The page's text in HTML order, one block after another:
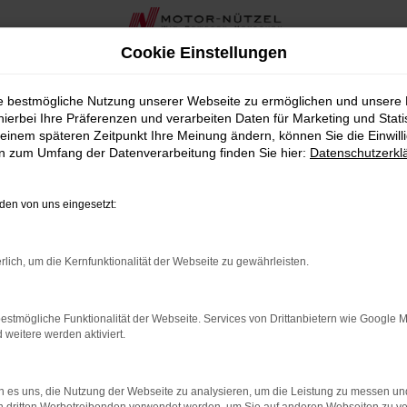
Marktredwitz bei Motor-
suchen, der sowohl durch Stil als auch durch Leistung
90 Jahren in der Nähe von Marktredwitz bieten wir
Komfort und beeindruckende Fahrdynamik in
Auswahl an Tavascan Neuwagen wird durch eine
bieten wir Ihnen in der Nähe von Marktredwitz auch
Nützel erhalten Sie alles aus einer Hand.
von CUPRA die ideale Wahl für Marktredwitz ist.
Cookie Einstellungen
bestmögliche Nutzung unserer Webseite zu ermöglichen und unsere
Ihre Präferenzen und verarbeiten Daten für Marketing und
späteren Zeitpunkt Ihre Meinung ändern, können Sie die
zum Umfang der Datenverarbeitung finden Sie hier:
von uns eingesetzt:
um die Kernfunktionalität der Webseite zu gewährleisten.
Funktionalität der Webseite. Services von Drittanbietern wie Google
weitere werden aktiviert.
es uns, die Nutzung der Webseite zu analysieren, um die Leistung zu messen